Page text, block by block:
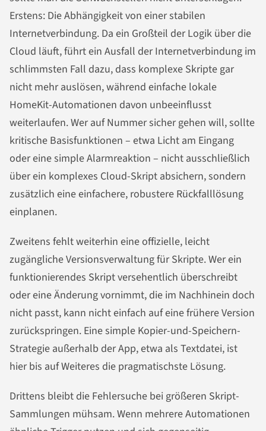
Erstens: Die Abhängigkeit von einer stabilen
Internetverbindung. Da ein Großteil der Logik über die
Cloud läuft, führt ein Ausfall der Internetverbindung im
schlimmsten Fall dazu, dass komplexe Skripte gar
nicht mehr auslösen, während einfache lokale
HomeKit-Automationen davon unbeeinflusst
weiterlaufen. Wer auf Nummer sicher gehen will, sollte
kritische Basisfunktionen – etwa Licht am Eingang
oder eine simple Alarmreaktion – nicht ausschließlich
über ein komplexes Cloud-Skript absichern, sondern
zusätzlich eine einfachere, robustere Rückfalllösung
einplanen.
Zweitens fehlt weiterhin eine offizielle, leicht
zugängliche Versionsverwaltung für Skripte. Wer ein
funktionierendes Skript versehentlich überschreibt
oder eine Änderung vornimmt, die im Nachhinein doch
nicht passt, kann nicht einfach auf eine frühere Version
zurückspringen. Eine simple Kopier-und-Speichern-
Strategie außerhalb der App, etwa als Textdatei, ist
hier bis auf Weiteres die pragmatischste Lösung.
Drittens bleibt die Fehlersuche bei größeren Skript-
Sammlungen mühsam. Wenn mehrere Automationen